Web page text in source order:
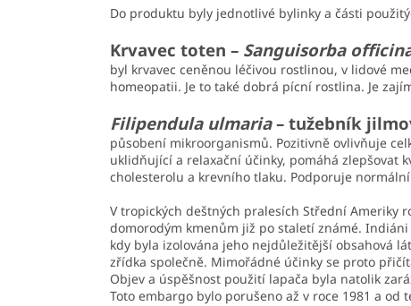
Do produktu byly jednotlivé bylinky a části
Krvavec toten – Sanguisorba
byl krvavec ceněnou léčivou rostlinou, v lidové
homeopatii. Je to také dobrá pícní rostlina. Je
Filipendula ulmaria– tužebník
působení mikroorganismů. Pozitivně ovlivňuje
uklidňující a relaxační účinky, pomáhá zlepšovat
cholesterolu a krevního tlaku. Podporuje
V tropických deštných pralesích Střední Ameriky
domorodým kmenům již po staletí známé.
kdy byla izolována jeho nejdůležitější obsahová
zřídka společně. Mimořádné účinky se proto
Objev a úspěšnost použití lapača byla natolik
Toto embargo bylo porušeno až v roce 1981 a